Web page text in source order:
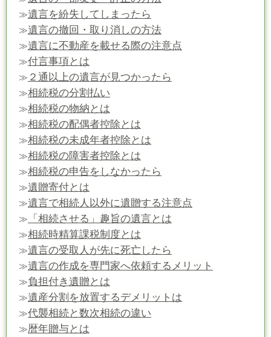
≫遺言を紛失してしまったら
≫遺言の撤回・取り消しの方法
≫遺言に不動産を載せる際の注意点
≫付言事項とは
≫ ２通以上の遺言が見つかったら
≫相続税の分割払い
≫相続税の物納とは
≫相続税の配偶者控除とは
≫相続税の未成年者控除とは
≫相続税の障害者控除とは
≫相続税の申告をしなかったら
≫遺贈寄付とは
≫遺言で相続人以外に遺贈する注意点
≫ 「相続させる」趣旨の遺言とは
≫相続時精算課税制度とは
≫遺言の受取人が先に死亡したら
≫遺言の作成を専門家へ依頼するメリット
≫負担付き遺贈とは
≫遺産分割を放置するデメリットは
≫代襲相続と数次相続の違い
≫暦年贈与とは